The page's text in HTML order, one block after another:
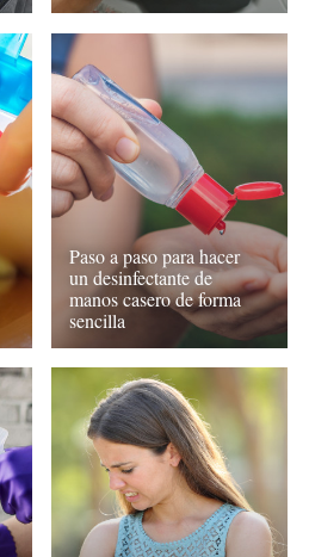
Paso a paso para hacer
un desinfectante de
manos casero de forma
sencilla